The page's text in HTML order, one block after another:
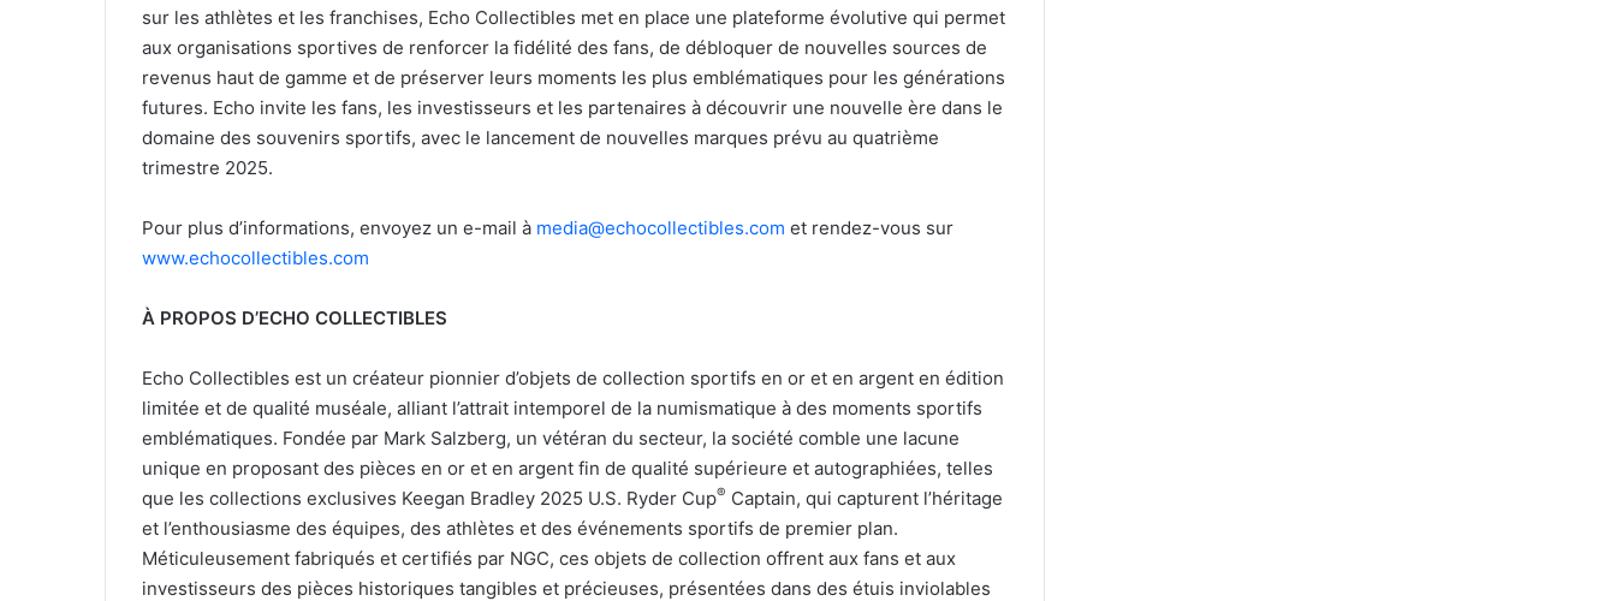
sur les athlètes et les franchises, Echo Collectibles met en place une plateforme évolutive qui permet
aux organisations sportives de renforcer la fidélité des fans, de débloquer de nouvelles sources de
revenus haut de gamme et de préserver leurs moments les plus emblématiques pour les générations
futures. Echo invite les fans, les investisseurs et les partenaires à découvrir une nouvelle ère dans le
domaine des souvenirs sportifs, avec le lancement de nouvelles marques prévu au quatrième
trimestre 2025.
Pour plus d’informations, envoyez un e-mail à media@echocollectibles.com et rendez-vous sur
www.echocollectibles.com
À PROPOS D’ECHO COLLECTIBLES
Echo Collectibles est un créateur pionnier d’objets de collection sportifs en or et en argent en édition
limitée et de qualité muséale, alliant l’attrait intemporel de la numismatique à des moments sportifs
emblématiques. Fondée par Mark Salzberg, un vétéran du secteur, la société comble une lacune
unique en proposant des pièces en or et en argent fin de qualité supérieure et autographiées, telles
que les collections exclusives Keegan Bradley 2025 U.S. Ryder Cup® Captain, qui capturent l’héritage
et l’enthousiasme des équipes, des athlètes et des événements sportifs de premier plan.
Méticuleusement fabriqués et certifiés par NGC, ces objets de collection offrent aux fans et aux
investisseurs des pièces historiques tangibles et précieuses, présentées dans des étuis inviolables